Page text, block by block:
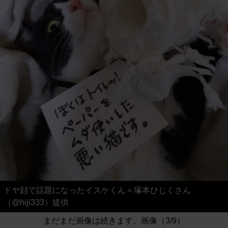
ドヤ顔で話題になったイスケくん＝塚本ひじくさん
（@hiji333）提供
まだまだ画像は続きます。画像（3/9）